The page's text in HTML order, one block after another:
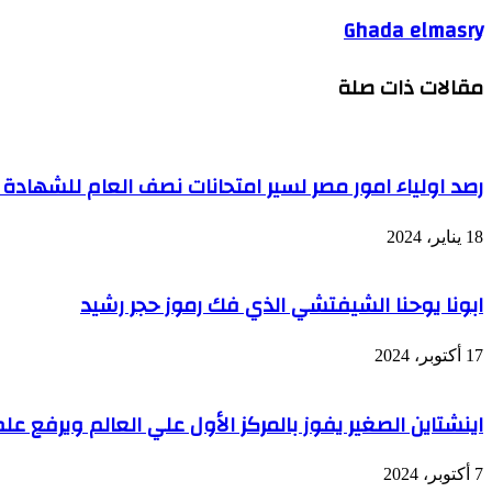
Ghada elmasry
مقالات ذات صلة
رصد اولياء امور مصر لسير امتحانات نصف العام للشهادة
18 يناير، 2024
ابونا يوحنا الشيفتشي الذي فك رموز حجر رشيد
17 أكتوبر، 2024
اينشتاين الصغير يفوز بالمركز الأول علي العالم ويرفع
7 أكتوبر، 2024